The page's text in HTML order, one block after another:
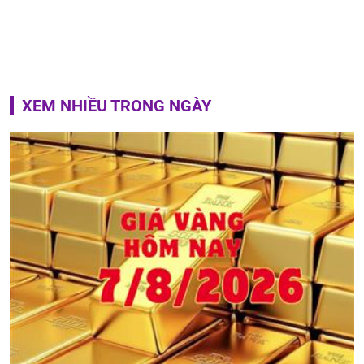
XEM NHIỀU TRONG NGÀY